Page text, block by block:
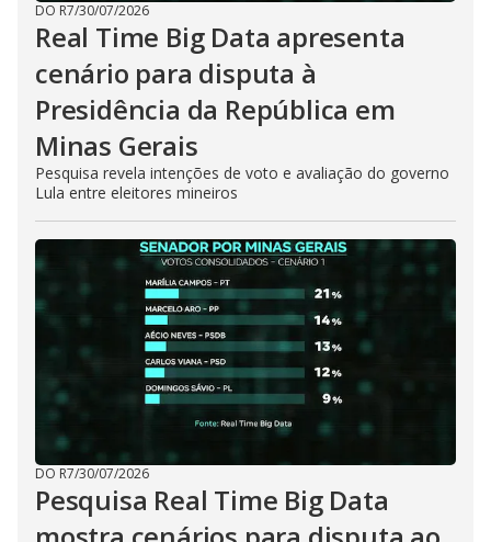
DO R7/30/07/2026
Real Time Big Data apresenta
cenário para disputa à
Presidência da República em
Minas Gerais
Pesquisa revela intenções de voto e avaliação do governo
Lula entre eleitores mineiros
DO R7/30/07/2026
Pesquisa Real Time Big Data